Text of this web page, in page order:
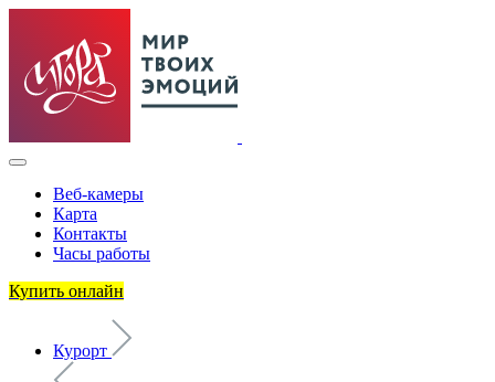
Веб-камеры
Карта
Контакты
Часы работы
Купить онлайн
Курорт